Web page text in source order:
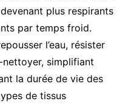
plus respirants
par temps froid.
l’eau, résister
nettoyer, simplifiant
la durée de vie des
de tissus